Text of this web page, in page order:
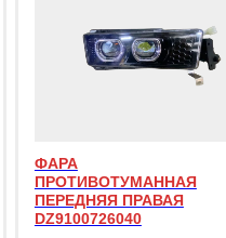
ФАРА
ПРОТИВОТУМАННАЯ
ПЕРЕДНЯЯ ПРАВАЯ
DZ9100726040